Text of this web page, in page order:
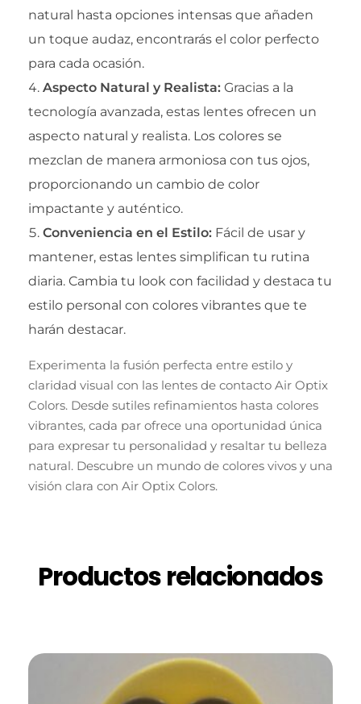
natural hasta opciones intensas que añaden
un toque audaz, encontrarás el color perfecto
para cada ocasión.
Aspecto Natural y Realista: Gracias a la
tecnología avanzada, estas lentes ofrecen un
aspecto natural y realista. Los colores se
mezclan de manera armoniosa con tus ojos,
proporcionando un cambio de color
impactante y auténtico.
Conveniencia en el Estilo: Fácil de usar y
mantener, estas lentes simplifican tu rutina
diaria. Cambia tu look con facilidad y destaca tu
estilo personal con colores vibrantes que te
harán destacar.
Experimenta la fusión perfecta entre estilo y
claridad visual con las lentes de contacto Air Optix
Colors. Desde sutiles refinamientos hasta colores
vibrantes, cada par ofrece una oportunidad única
para expresar tu personalidad y resaltar tu belleza
natural. Descubre un mundo de colores vivos y una
visión clara con Air Optix Colors.
Productos relacionados